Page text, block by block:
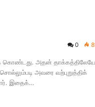
0
கொண்டது. அதன் தாக்கத்திலேயே
அவரை வற்புறுத்திக்
இதைக்…